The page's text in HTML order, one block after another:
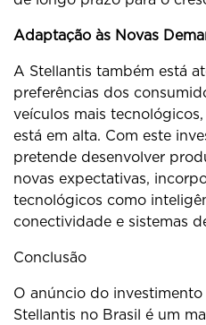
Adaptação às Novas
A Stellantis também está
preferências dos
veículos mais
está em alta. Com este
pretende desenvolver
novas expectativas,
tecnológicos como
conectividade e sistemas
Conclusão
O anúncio do
Stellantis no Brasil é um